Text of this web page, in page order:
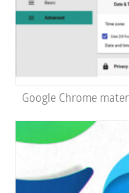
Google Chrome